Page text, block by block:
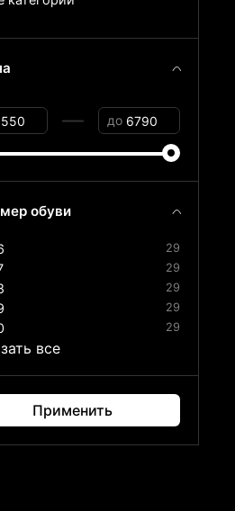
— до
обуви
29
29
29
29
29
все
Применить